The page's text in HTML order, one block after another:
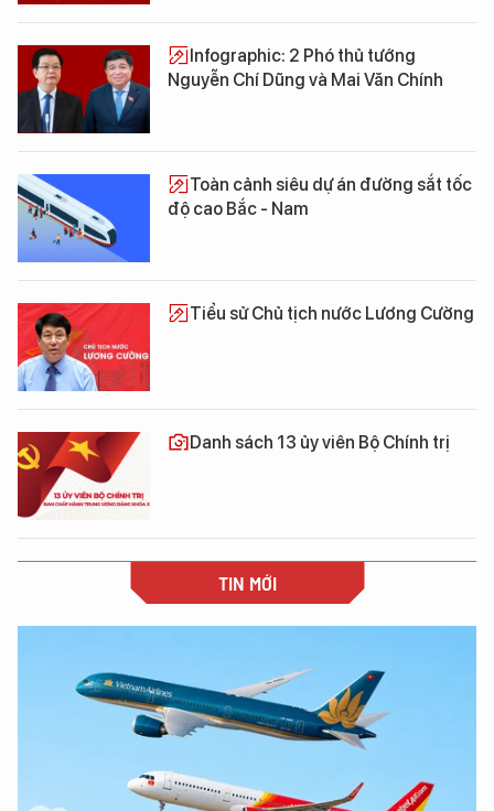
Infographic: 2 Phó thủ tướng
Nguyễn Chí Dũng và Mai Văn Chính
Toàn cảnh siêu dự án đường sắt tốc
độ cao Bắc - Nam
Tiểu sử Chủ tịch nước Lương Cường
Danh sách 13 ủy viên Bộ Chính trị
TIN MỚI